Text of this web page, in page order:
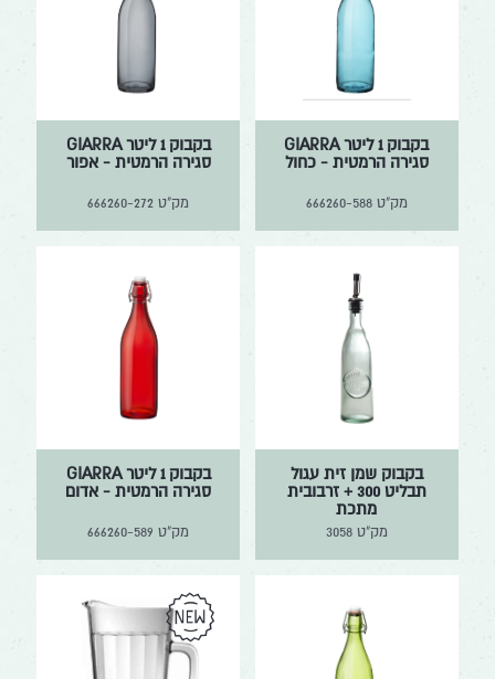
בקבוק 1 ליטר GIARRA
סגירה הרמטית - כחול
מק"ט666260-588
בקבוק 1 ליטר GIARRA
סגירה הרמטית - אפור
מק"ט 666260-272
בקבוק שמן זית עגול
תבליט 300 + זרבובית
מתכת
מק"ט3058
בקבוק 1 ליטר GIARRA
סגירה הרמטית - אדום
מק"ט 666260-589